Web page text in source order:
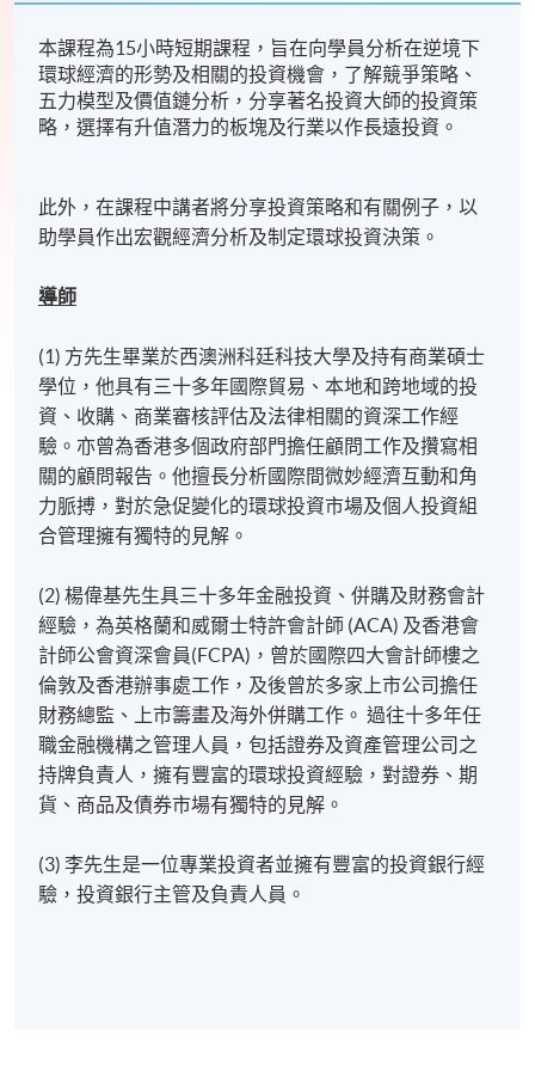
本課程為15小時短期課程，旨在向學員分析在逆境下
環球經濟的形勢及相關的投資機會，了解競爭策略、
五力模型及價值鏈分析，分享著名投資大師的投資策
略，選擇有升值潛力的板塊及行業以作長遠投資。
此外，在課程中講者將分享投資策略和有關例子，以
助學員作出宏觀經濟分析及制定環球投資決策。
導師
(1) 方先生畢業於西澳洲科廷科技大學及持有商業碩士
學位，他具有三十多年國際貿易、本地和跨地域的投
資、收購、商業審核評估及法律相關的資深工作經
驗。亦曾為香港多個政府部門擔任顧問工作及攢寫相
關的顧問報告。他擅長分析國際間微妙經濟互動和角
力脈搏，對於急促變化的環球投資市場及個人投資組
合管理擁有獨特的見解。
(2) 楊偉基先生具三十多年金融投資、併購及財務會計
經驗，為英格蘭和威爾士特許會計師 (ACA) 及香港會
計師公會資深會員(FCPA)，曾於國際四大會計師樓之
倫敦及香港辦事處工作，及後曾於多家上市公司擔任
財務總監、上市籌畫及海外併購工作。 過往十多年任
職金融機構之管理人員，包括證券及資產管理公司之
持牌負責人，擁有豐富的環球投資經驗，對證券、期
貨、商品及債券市場有獨特的見解。
(3) 李先生是一位專業投資者並擁有豐富的投資銀行經
驗，投資銀行主管及負責人員。